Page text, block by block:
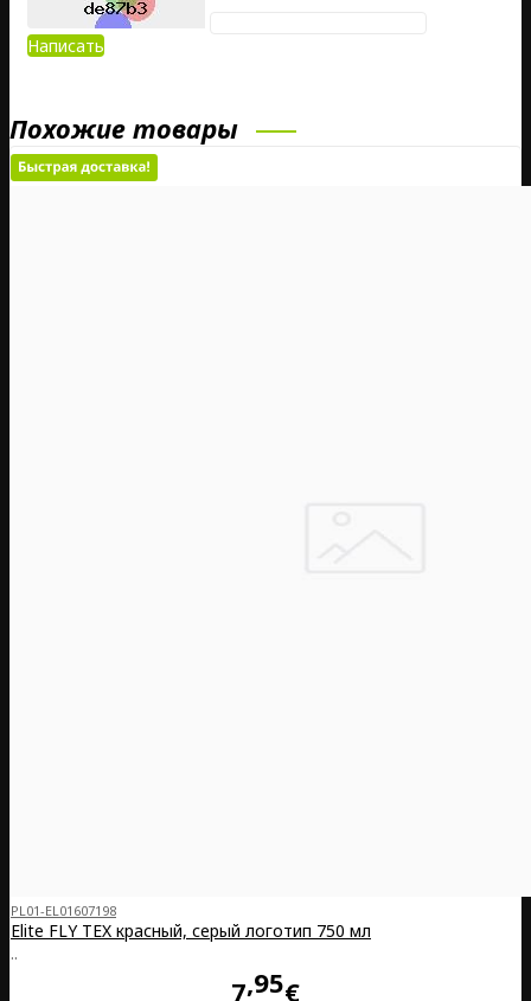
Написать
Похожие товары
PL01-EL01607198
Elite FLY TEX красный, серый логотип 750 мл
..
7 95€